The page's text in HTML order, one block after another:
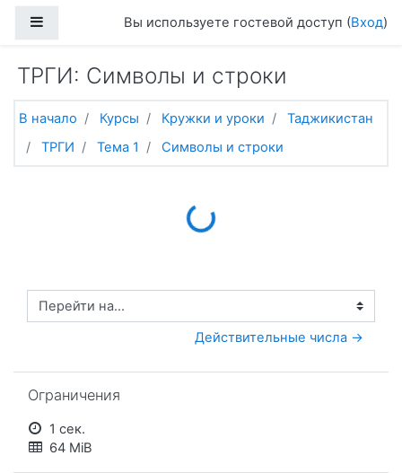
Боковая панельВы используете гостевой доступ (Вход)
ТРГИ: Символы и строки
В начало Курсы Кружки и уроки
Таджикистан
ТРГИ
Тема 1 Символы и строки
Loading...
Перейти на...
Действительные числа →
Ограничения
1 сек.
64 MiB